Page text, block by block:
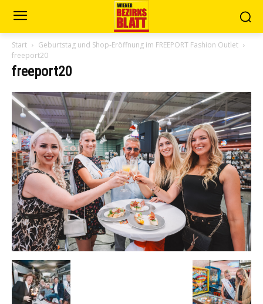
Start
Geburtstag und Shop-Eröffnung im FREEPORT Fashion Outlet
freeport20
freeport20